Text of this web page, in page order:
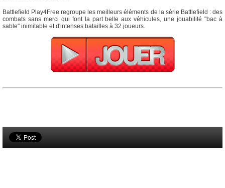
Battlefield Play4Free regroupe les meilleurs éléments de la série Battlefield : des
combats sans merci qui font la part belle aux véhicules, une jouabilité "bac à
sable" inimitable et d'intenses batailles à 32 joueurs.